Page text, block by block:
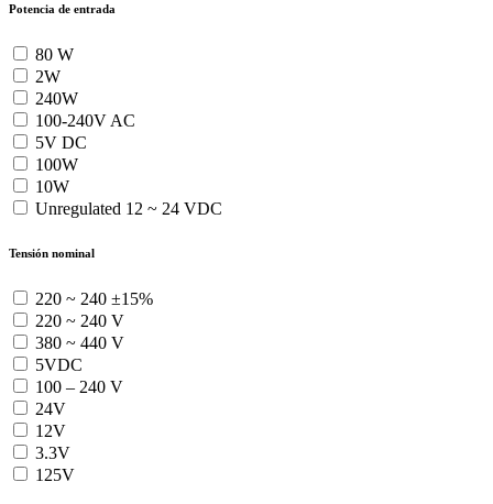
Potencia de entrada
80 W
2W
240W
100-240V AC
5V DC
100W
10W
Unregulated 12 ~ 24 VDC
Tensión nominal
220 ~ 240 ±15%
220 ~ 240 V
380 ~ 440 V
5VDC
100 – 240 V
24V
12V
3.3V
125V